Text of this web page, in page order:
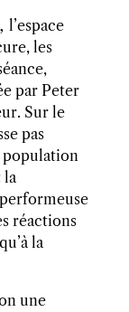
l’espace
les
par Peter
Sur le
pas
la
réactions
la
une